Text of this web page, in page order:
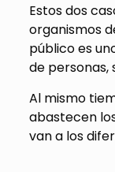
Estos dos
organismos
público es
de personas,
Al mismo
abastecen
van a los